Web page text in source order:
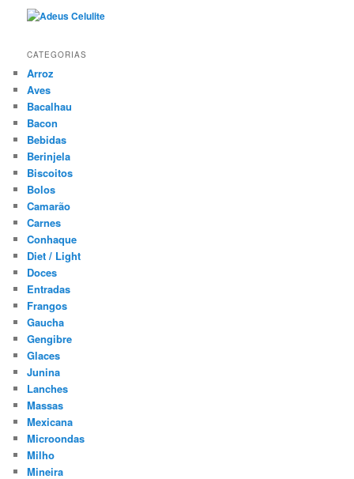
CATEGORIAS
Arroz
Aves
Bacalhau
Bacon
Bebidas
Berinjela
Biscoitos
Bolos
Camarão
Carnes
Conhaque
Diet / Light
Doces
Entradas
Frangos
Gaucha
Gengibre
Glaces
Junina
Lanches
Massas
Mexicana
Microondas
Milho
Mineira